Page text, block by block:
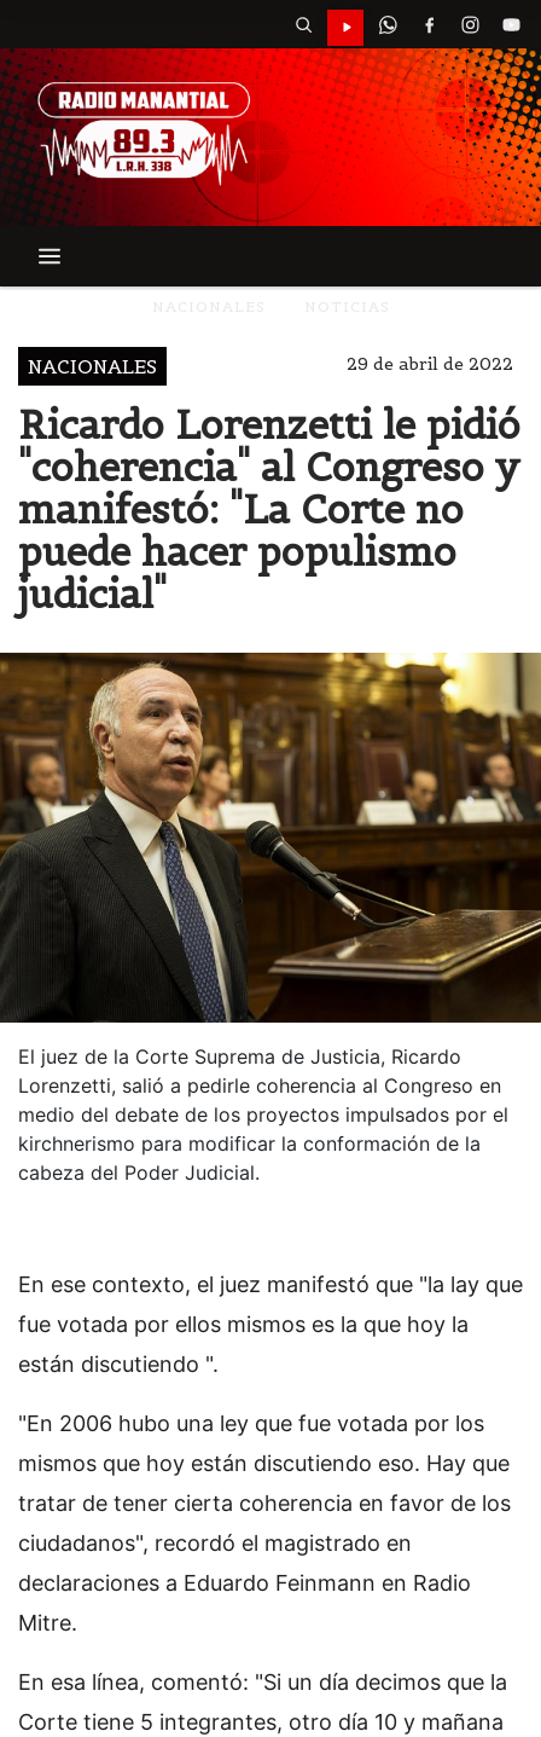
NACIONALES 29 de abril de 2022
Ricardo Lorenzetti le pidió
"coherencia" al Congreso y
manifestó: "La Corte no
puede hacer populismo
judicial"
El juez de la Corte Suprema de Justicia, Ricardo
Lorenzetti, salió a pedirle coherencia al Congreso en
medio del debate de los proyectos impulsados por el
kirchnerismo para modificar la conformación de la
cabeza del Poder Judicial.
En ese contexto, el juez manifestó que "la lay que
fue votada por ellos mismos es la que hoy la
están discutiendo ".
"En 2006 hubo una ley que fue votada por los
mismos que hoy están discutiendo eso. Hay que
tratar de tener cierta coherencia en favor de los
ciudadanos", recordó el magistrado en
declaraciones a Eduardo Feinmann en Radio
Mitre.
En esa línea, comentó: "Si un día decimos que la
Corte tiene 5 integrantes, otro día 10 y mañana